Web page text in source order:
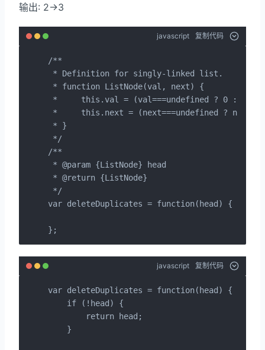
输出: 2->3
javascript 复制代码
/**
* Definition for singly-linked list.
* function ListNode(val, next) {
*     this.val = (val===undefined ? 0 : val)
*     this.next = (next===undefined ? null :
* }
*/
/**
* @param {ListNode} head
* @return {ListNode}
*/
var deleteDuplicates = function(head) {
};
javascript 复制代码
var deleteDuplicates = function(head) {
    if (!head) {
        return head;
    }